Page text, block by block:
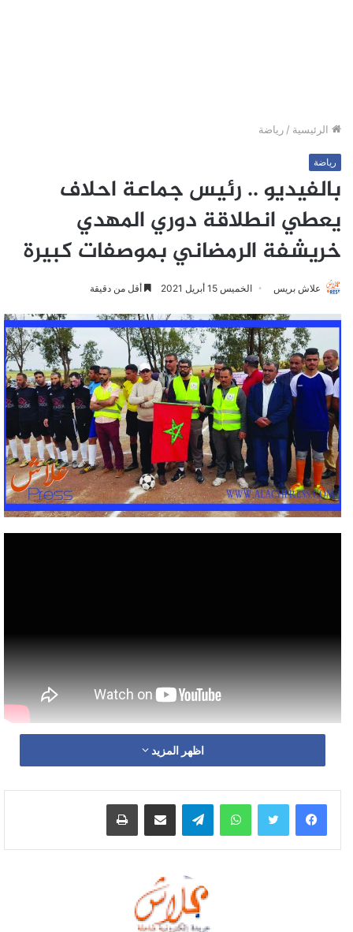
الرئيسية / رياضة
رياضة
بالفيديو .. رئيس جماعة احلاف
يعطي انطلاقة دوري المهدي
خريشفة الرمضاني بموصفات كبيرة
علاش بريس الخميس 15 أبريل 2021 أقل من دقيقة
اظهر المزيد
واتساب تيلقرام مشاركة عبر البريد طباعة